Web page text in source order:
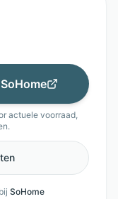
SoHome
actuele voorraad,
SoHome